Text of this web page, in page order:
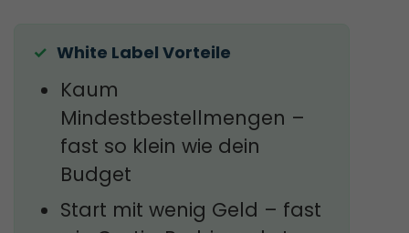
White Label Vorteile
Kaum
Mindestbestellmengen –
fast so klein wie dein
Budget
Start mit wenig Geld – fast